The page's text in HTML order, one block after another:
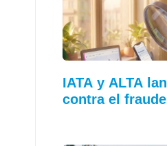
IATA y ALTA
contra el